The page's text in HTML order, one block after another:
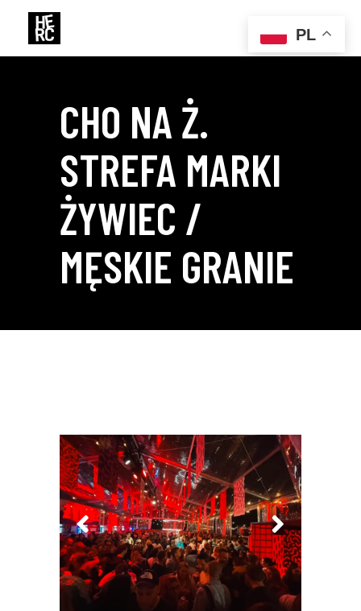
CHO NA Ż.
STREFA MARKI
ŻYWIEC /
MĘSKIE GRANIE
PL